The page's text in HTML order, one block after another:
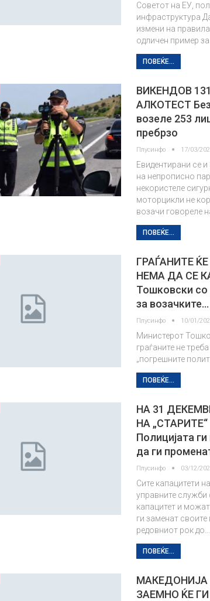
Советот на ЕУ,
инфраструктура
измени на
одличен пример за
ПОВЕЌЕ...
ВИКЕНДОВ
АЛКОТЕСТ
возеле 253
пребрзо
Плусинфо 17/03/
Евидентирани се
на непрописно
некористеле
моторцикли не
возачи говореле
ПОВЕЌЕ...
ГРАЃАНИТЕ
НЕМА ДА СЕ
Тошковски со
за возачките…
Плусинфо 10/01/
Министерот
граѓаните не
„погрешните
ПОВЕЌЕ...
НА 31
НА
Полицијата
да ги
Плусинфо 03/12/
Сите капацитети
управните
капацитет и
ги заменат
редовниот рок до…
ПОВЕЌЕ...
МАКЕДОНИЈА
ЗАЕМНО ЌЕ